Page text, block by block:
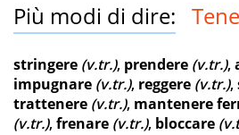
Più modi di dire:
stringere (v.tr.), prendere (v.tr.),
impugnare (v.tr.), reggere (v.tr.),
trattenere (v.tr.), mantenere
(v.tr.),frenare (v.tr.), bloccare